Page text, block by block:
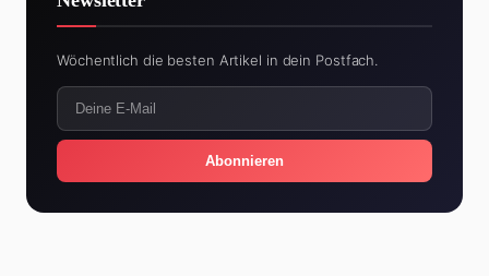
Wöchentlich die besten Artikel in dein Postfach.
Abonnieren